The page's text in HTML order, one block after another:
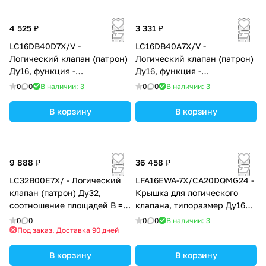
4 525 ₽
LC16DB40D7X/V -
Логический клапан (патрон)
Ду16, функция -
предохранительный клапан
открытия 4 бар, D =
седельно-золотниковый без
0 0 В наличии: 3
В корзину
3 331 ₽
LC16DB40A7X/V -
Логический клапан (патрон)
Ду16, функция -
предохранительный клапан
открытия 4 бар, A =
седельный с демпфером,
0 0 В наличии: 3
В корзину
9 888 ₽
LC32B00E7X/ - Логический
клапан (патрон) Ду32,
соотношение площадей B =
14.3:1 (кольцо = 7%),
давление открытия 0 бар, E
= без демпфера, уплотнение
0
0
Под заказ. Доставка 90 дней
В корзину
36 458 ₽
LFA16EWA-7X/CA20DQMG24 -
Крышка для логического
клапана, типоразмер Ду16
функционал - EWA = крышка
закрытого положения под
установку золотникового
0 0 В наличии: 3
В корзину